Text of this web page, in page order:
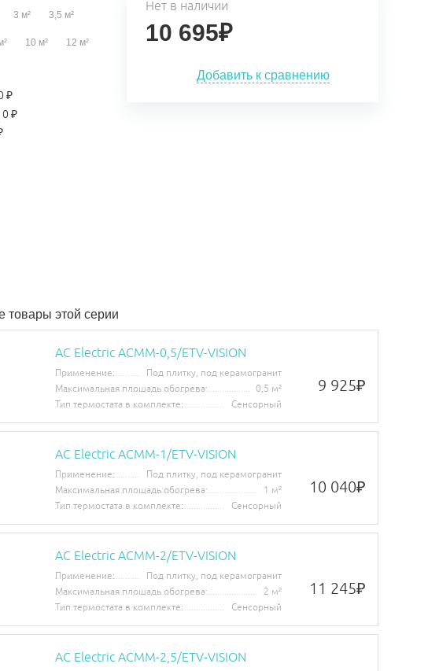
3 м² 3,5 м²
10 м² 12 м²
₽
0 ₽
Нет в наличии
10 695₽
Добавить к сравнению
товары этой серии
AC Electric ACMM-0,5/ETV-VISION
Применение:
Под плитку, под керамогранит
Максимальная площадь обогрева:
0,5 м²
Тип термостата в комплекте:
Сенсорный
9 925₽
AC Electric ACMM-1/ETV-VISION
Применение:
Под плитку, под керамогранит
Максимальная площадь обогрева:
1 м²
Тип термостата в комплекте:
Сенсорный
10 040₽
AC Electric ACMM-2/ETV-VISION
Применение:
Под плитку, под керамогранит
Максимальная площадь обогрева:
2 м²
Тип термостата в комплекте:
Сенсорный
11 245₽
AC Electric ACMM-2,5/ETV-VISION